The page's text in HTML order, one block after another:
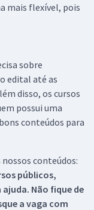
mais flexível, pois
sobre
edital até as
disso, os cursos
possui uma
conteúdos para
conteúdos:
públicos,
ajuda. Não fique de
a vaga com